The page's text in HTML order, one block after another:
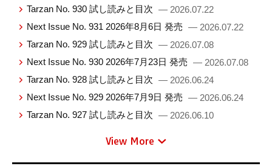
Tarzan No. 930 試し読みと目次 — 2026.07.22
Next Issue No. 931 2026年8月6日 発売 — 2026.07.22
Tarzan No. 929 試し読みと目次 — 2026.07.08
Next Issue No. 930 2026年7月23日 発売 — 2026.07.08
Tarzan No. 928 試し読みと目次 — 2026.06.24
Next Issue No. 929 2026年7月9日 発売 — 2026.06.24
Tarzan No. 927 試し読みと目次 — 2026.06.10
View More